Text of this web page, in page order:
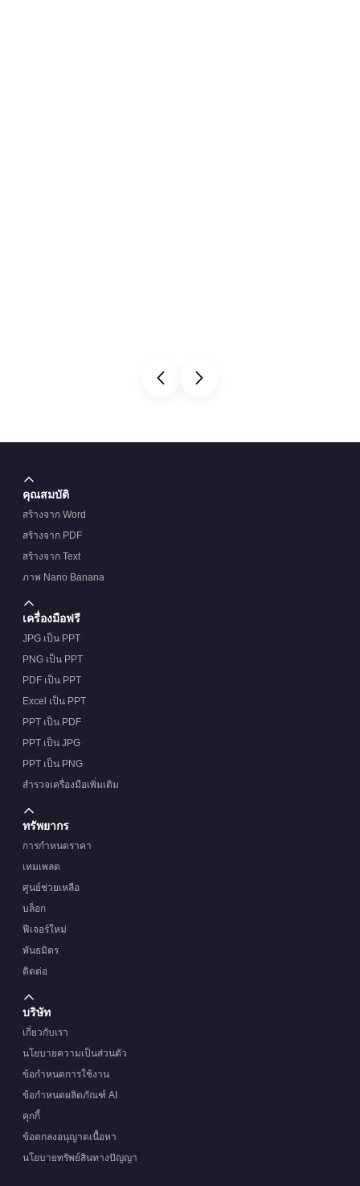
คุณสมบัติ
สร้างจาก Word
สร้างจาก PDF
สร้างจาก Text
ภาพ Nano Banana
เครื่องมือฟรี
JPG เป็น PPT
PNG เป็น PPT
PDF เป็น PPT
Excel เป็น PPT
PPT เป็น PDF
PPT เป็น JPG
PPT เป็น PNG
สำรวจเครื่องมือเพิ่มเติม
ทรัพยากร
การกำหนดราคา
เทมเพลต
ศูนย์ช่วยเหลือ
บล็อก
ฟีเจอร์ใหม่
พันธมิตร
ติดต่อ
บริษัท
เกี่ยวกับเรา
นโยบายความเป็นส่วนตัว
ข้อกำหนดการใช้งาน
ข้อกำหนดผลิตภัณฑ์ AI
คุกกี้
ข้อตกลงอนุญาตเนื้อหา
นโยบายทรัพย์สินทางปัญญา